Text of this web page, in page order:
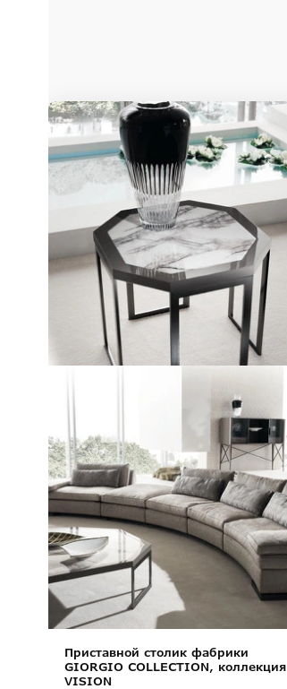
Приставной столик фабрики
GIORGIO COLLECTION, коллекция
VISION